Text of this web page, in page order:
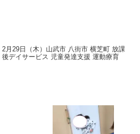
2月29日（木）山武市 八街市 横芝町 放課
後デイサービス 児童発達支援 運動療育